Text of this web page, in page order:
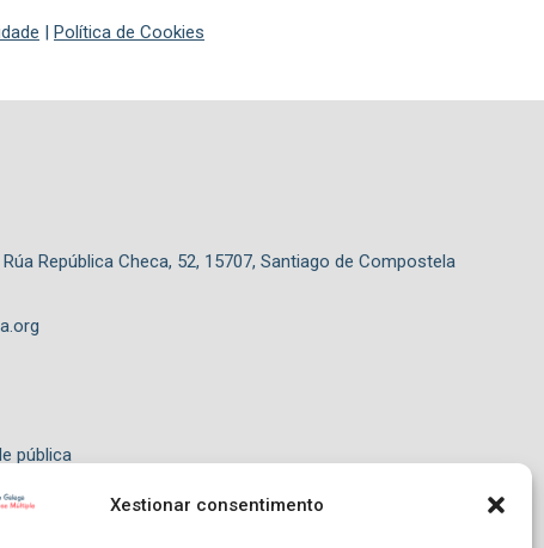
Xestionar consentimento
| Política de Cookies
República Checa, 52, 15707, Santiago de Compostela
pública